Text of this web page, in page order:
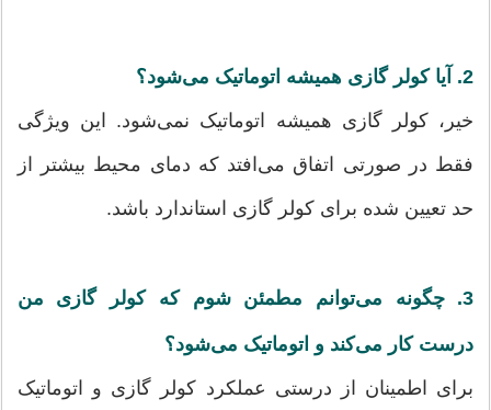
2. آیا کولر گازی همیشه اتوماتیک می‌شود؟
خیر، کولر گازی همیشه اتوماتیک نمی‌شود. این ویژگی
فقط در صورتی اتفاق می‌افتد که دمای محیط بیشتر از
حد تعیین شده برای کولر گازی استاندارد باشد.
3. چگونه می‌توانم مطمئن شوم که کولر گازی من
درست کار می‌کند و اتوماتیک می‌شود؟
برای اطمینان از درستی عملکرد کولر گازی و اتوماتیک